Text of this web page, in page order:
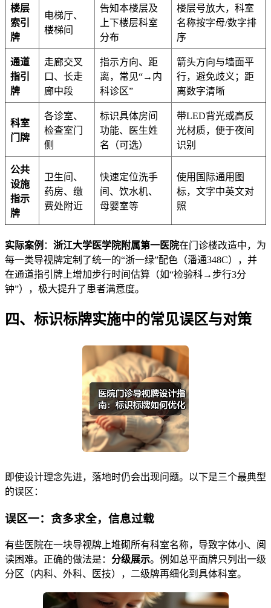
楼层
索引
牌
电梯厅、
楼梯间
告知本楼层及
上下楼层科室
分布
楼层号放大，科室
名称按字母/数字排
序
通道
指引
牌
走廊交叉
口、长走
廊中段
指示方向、距
离，常见“→内
科诊区”
箭头方向与墙面平
行，避免歧义；距
离数字清晰
科室
门牌
各诊室、
检查室门
侧
标识具体房间
功能、医生姓
名（可选）
带LED背光或高反
光材质，便于夜间
识别
公共
设施
指示
牌
卫生间、
药房、缴
费处附近
快速定位洗手
间、饮水机、
母婴室等
使用国际通用图
标，文字中英文对
照
实际案例 ： 浙江大学医学院附属第一医院在门诊楼改造中，为
每一类导视牌定制了统一的“浙一绿”配色（潘通348C），并
在通道指引牌上增加步行时间估算（如“检验科→步行3分
钟”），极大提升了患者满意度。
四、标识标牌实施中的常见误区与对策
即使设计理念先进，落地时仍会出现问题。以下是三个最典型
的误区：
误区一：贪多求全，信息过载
有些医院在一块导视牌上堆砌所有科室名称，导致字体小、阅
读困难。正确的做法是： 分级展示。例如总平面牌只列出一级
分区（内科、外科、医技），二级牌再细化到具体科室。